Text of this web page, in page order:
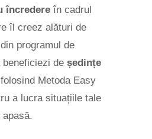
încredere în cadrul
îl creez alături de
programul de
de ședințe
folosind Metoda Easy
a lucra situațiile tale